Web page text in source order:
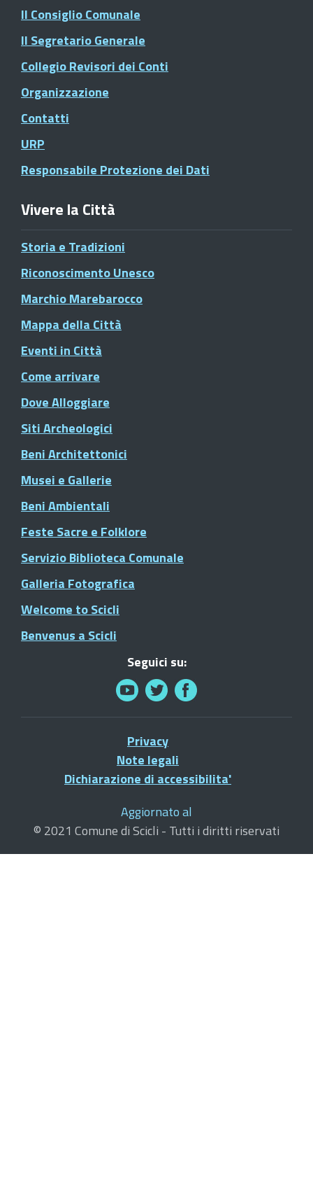
Il Consiglio Comunale
Il Segretario Generale
Collegio Revisori dei Conti
Organizzazione
Contatti
URP
Responsabile Protezione dei Dati
Vivere la Città
Storia e Tradizioni
Riconoscimento Unesco
Marchio Marebarocco
Mappa della Città
Eventi in Città
Come arrivare
Dove Alloggiare
Siti Archeologici
Beni Architettonici
Musei e Gallerie
Beni Ambientali
Feste Sacre e Folklore
Servizio Biblioteca Comunale
Galleria Fotografica
Welcome to Scicli
Benvenus a Scicli
Seguici su:
Privacy
Note legali
Dichiarazione di accessibilita'
Aggiornato al
© 2021 Comune di Scicli - Tutti i diritti riservati